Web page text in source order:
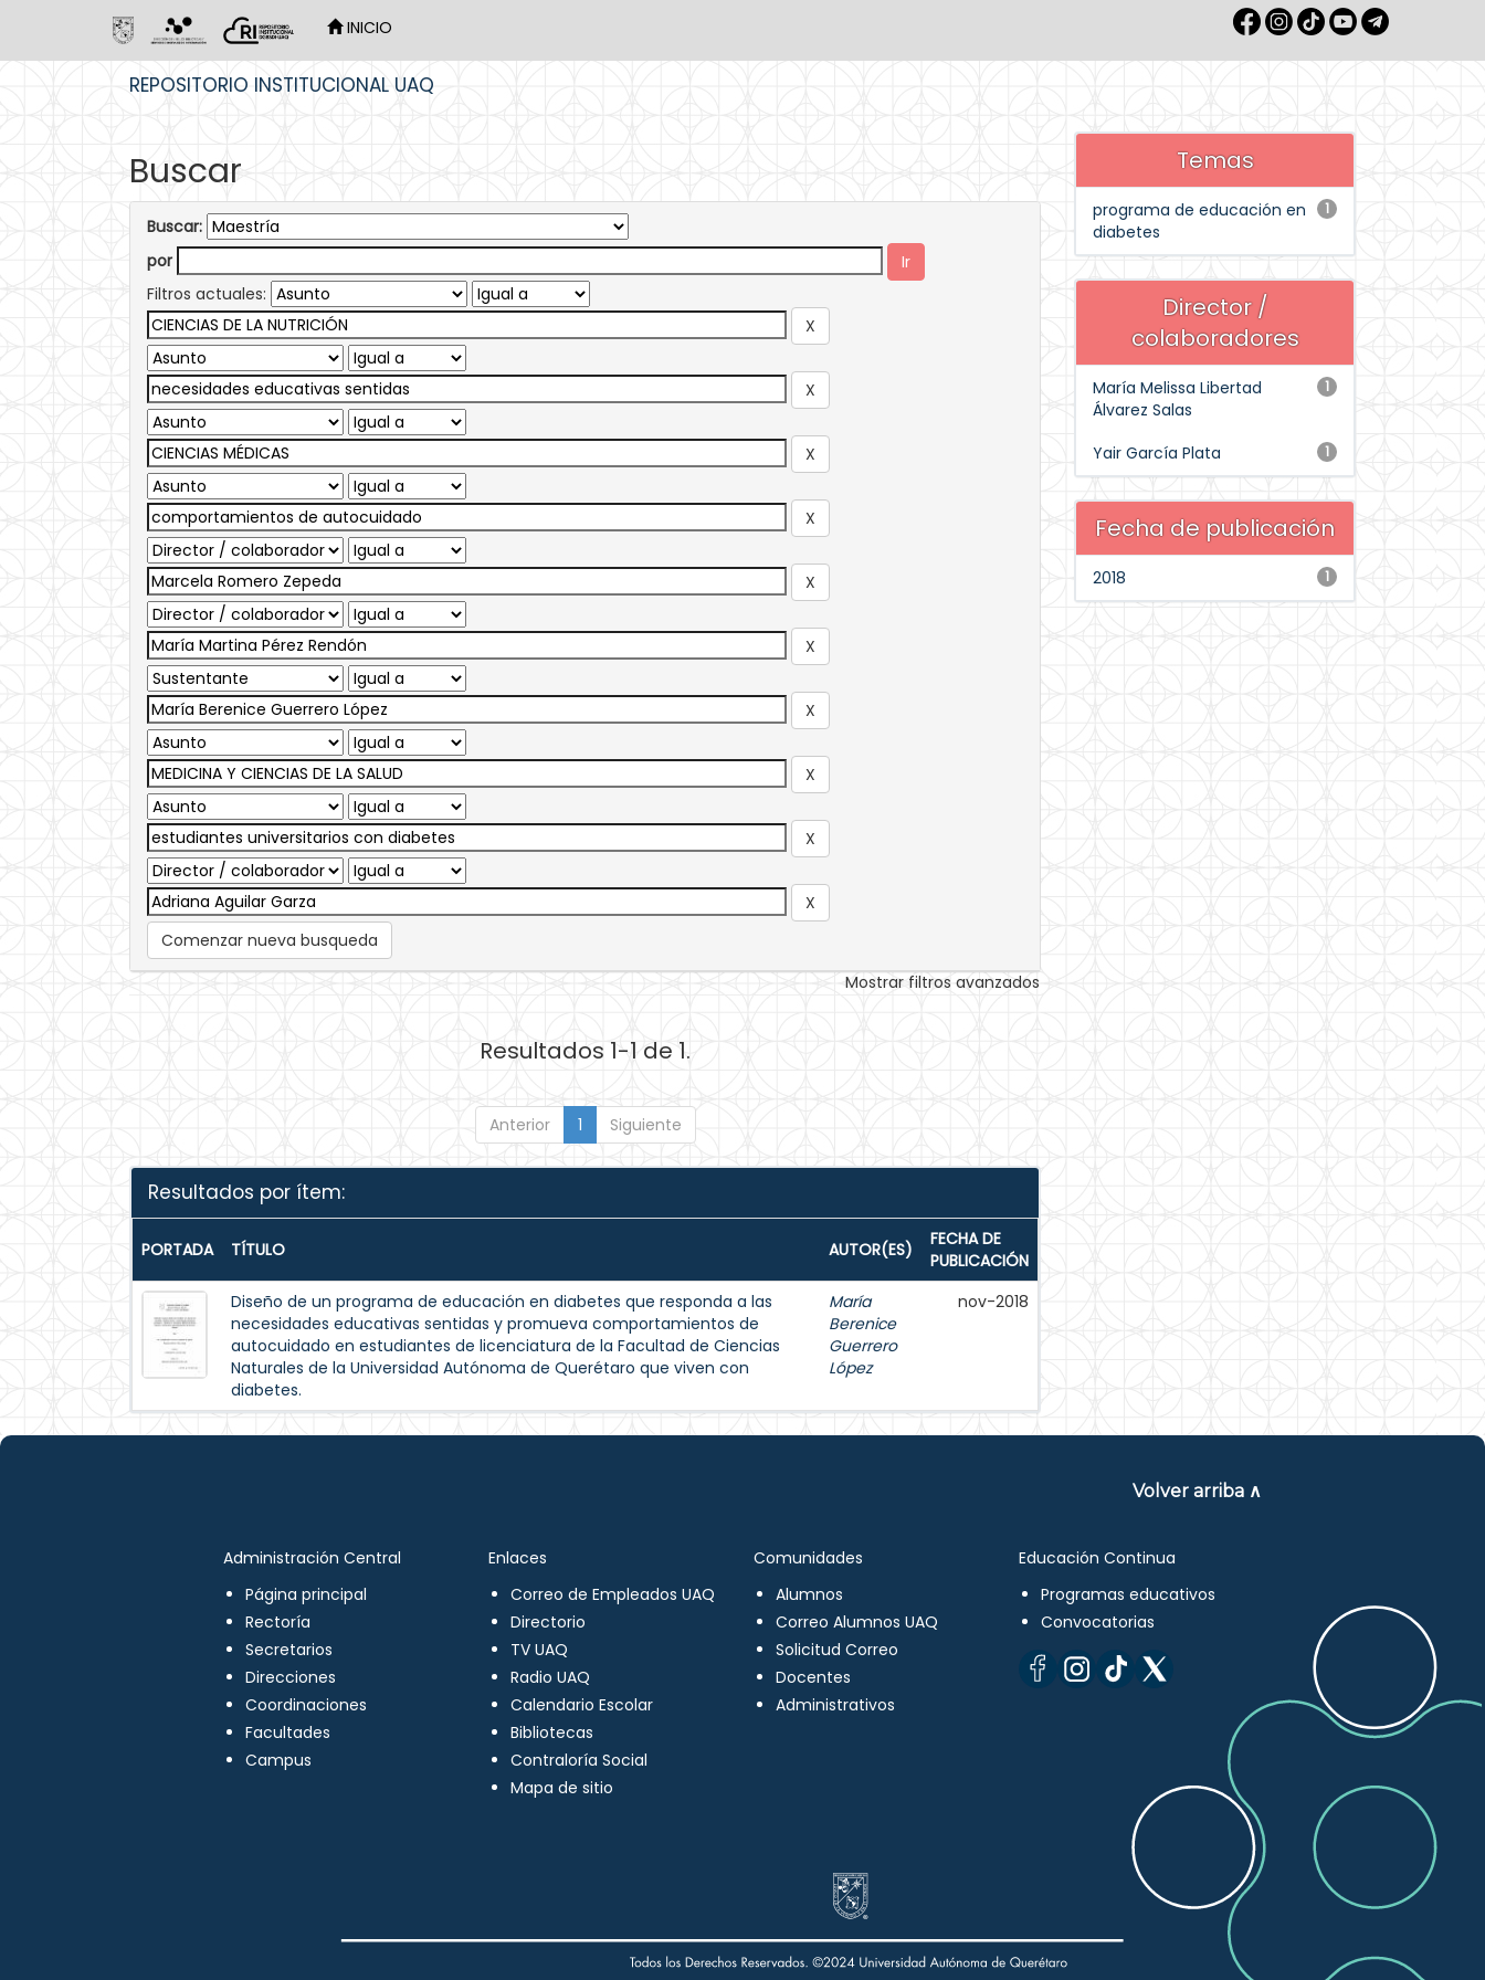
INICIO
REPOSITORIO INSTITUCIONAL UAQ
Buscar
Buscar:
por
Filtros actuales:
Comenzar nueva busqueda
Mostrar filtros avanzados
Resultados 1-1 de 1.
Anterior 1 Siguiente
Resultados por ítem:
PORTADA TÍTULO AUTOR(ES)
FECHA DE
PUBLICACIÓN
Diseño de un programa de educación en diabetes que responda a las
necesidades educativas sentidas y promueva comportamientos de
autocuidado en estudiantes de licenciatura de la Facultad de Ciencias
Naturales de la Universidad Autónoma de Querétaro que viven con
diabetes.
María
Berenice
Guerrero
López
nov-2018
Temas
1
programa de educación en
diabetes
Director /
colaboradores
1
María Melissa Libertad
Álvarez Salas
1
Yair García Plata
Fecha de publicación
1
2018
Volver arriba ∧
Administración Central
Página principal
Rectoría
Secretarios
Direcciones
Coordinaciones
Facultades
Campus
Enlaces
Correo de Empleados UAQ
Directorio
TV UAQ
Radio UAQ
Calendario Escolar
Bibliotecas
Contraloría Social
Mapa de sitio
Comunidades
Alumnos
Correo Alumnos UAQ
Solicitud Correo
Docentes
Administrativos
Educación Continua
Programas educativos
Convocatorias